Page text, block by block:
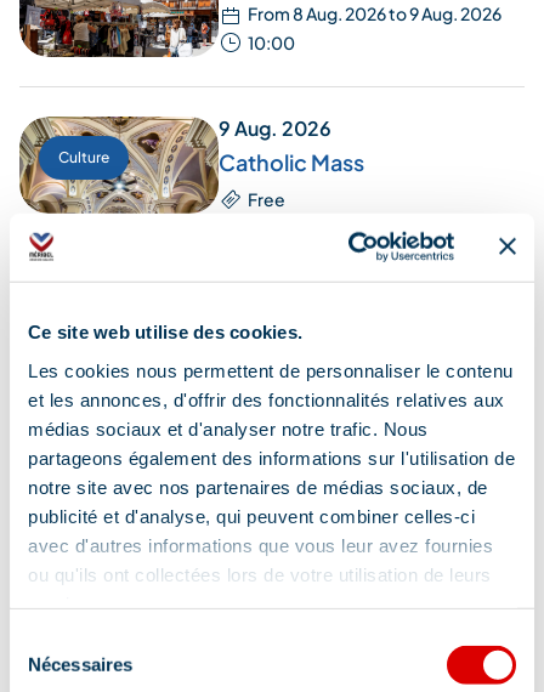
Ce site web utilise des cookies.
Les cookies nous permettent de personnaliser le contenu
et les annonces, d'offrir des fonctionnalités relatives aux
médias sociaux et d'analyser notre trafic. Nous
partageons également des informations sur l'utilisation de
notre site avec nos partenaires de médias sociaux, de
publicité et d'analyse, qui peuvent combiner celles-ci
avec d'autres informations que vous leur avez fournies
ou qu'ils ont collectées lors de votre utilisation de leurs
Nécessaires
From 8 Aug. 2026 to 9 Aug. 2026
10:00
Culture
9 Aug. 2026
Catholic Mass
Free
9 Aug. 2026
Creative workshop: pine
cone marmots
Free
Favorites
9 Aug. 2026
Blind test with animal calls
Free